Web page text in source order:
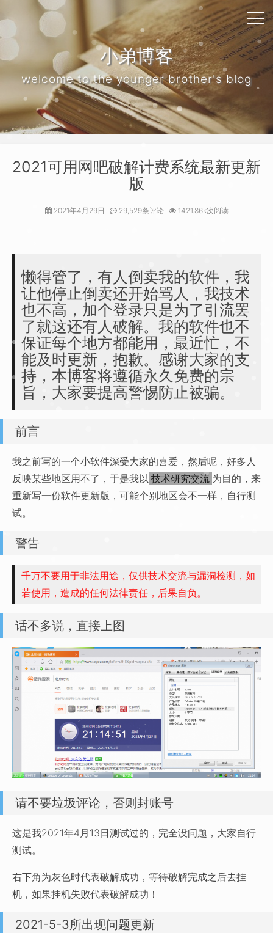
小弟博客
welcome to the younger brother's blog
2021可用网吧破解计费系统最新更新
版
2021年4月29日 29,529条评论 1421.86k次阅读
懒得管了，有人倒卖我的软件，我
让他停止倒卖还开始骂人，我技术
也不高，加个登录只是为了引流罢
了就这还有人破解。我的软件也不
保证每个地方都能用，最近忙，不
能及时更新，抱歉。感谢大家的支
持，本博客将遵循永久免费的宗
旨，大家要提高警惕防止被骗。
前言
我之前写的一个小软件深受大家的喜爱，然后呢，好多人
反映某些地区用不了，于是我以 技术研究交流 为目的，来
重新写一份软件更新版，可能个别地区会不一样，自行测
试。
警告
千万不要用于非法用途，仅供技术交流与漏洞检测，如
若使用，造成的任何法律责任，后果自负。
话不多说，直接上图
请不要垃圾评论，否则封账号
这是我2021年4月13日测试过的，完全没问题，大家自行
测试。
右下角为灰色时代表破解成功，等待破解完成之后去挂
机，如果挂机失败代表破解成功！
2021-5-3所出现问题更新